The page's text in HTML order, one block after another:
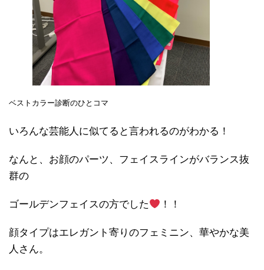
ベストカラー診断のひとコマ
いろんな芸能人に似てると言われるのがわかる！
なんと、お顔のパーツ、フェイスラインがバランス抜
群の
ゴールデンフェイスの方でした ！！
顔タイプはエレガント寄りのフェミニン、華やかな美
人さん。